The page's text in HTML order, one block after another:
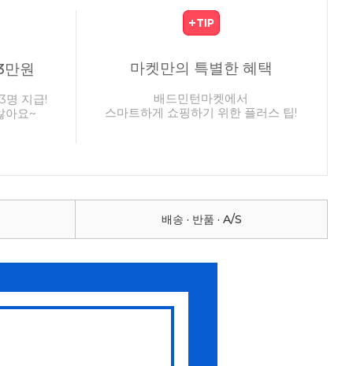
원
명 지급!
아요~
마켓만의 특별한 혜택
배드민턴마켓에서
스마트하게 쇼핑하기 위한 플러스 팁!
배송 · 반품 · A/S